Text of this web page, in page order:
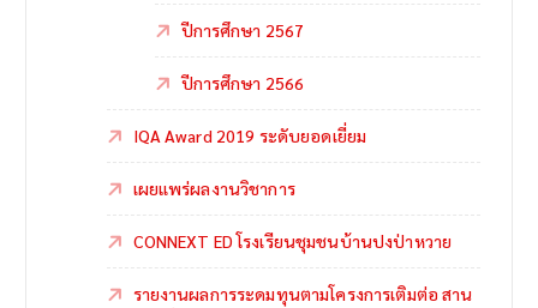
ปีการศึกษา 2567
ปีการศึกษา 2566
IQA Award 2019 ระดับยอดเยี่ยม
เผยแพร่ผลงานวิชาการ
CONNEXT ED โรงเรียนชุมชนบ้านปงป่าหวาย
รายงานผลการระดมทุนตามโครงการเติมต่อ สาน